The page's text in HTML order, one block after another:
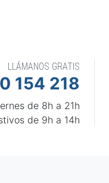
LLÁMANOS GRATIS
154 218
de 8h a 21h
de 9h a 14h